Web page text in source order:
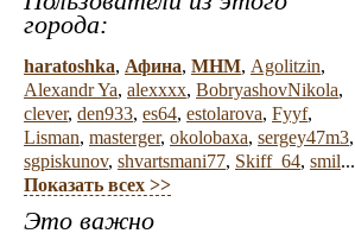
города:
haratoshka, Афина, МНМ, Agolitzin,
Alexandr Ya, alexxxx, BobryashovNikola,
clever, den933, es64, estolarova, Fyyf,
Lisman, masterger, okolobaxa, sergey47m3,
sgpiskunov, shvartsmani77, Skiff_64, smil...
Показать всех >>
Это важно